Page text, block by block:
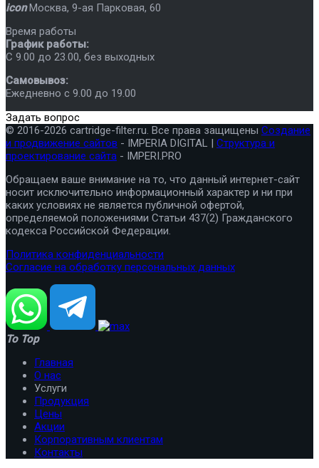
icon Москва, 9-ая Парковая, 60
Время работы
График работы:
C 9.00 до 23.00, без выходных
Самовывоз:
Ежедневно с 9.00 до 19.00
Задать вопрос
© 2016-2026 cartridge-filter.ru. Все права защищены Создание
и продвижение сайтов - IMPERIA DIGITAL | Структура и
проектирование сайта - IMPERI.PRO
Обращаем ваше внимание на то, что данный интернет-сайт
носит исключительно информационный характер и ни при
каких условиях не является публичной офертой,
определяемой положениями Статьи 437(2) Гражданского
кодекса Российской Федерации.
Политика конфиденциальности
Согласие на обработку персональных данных
To Top
Главная
О нас
Услуги
Продукция
Цены
Акции
Корпоративным клиентам
Контакты